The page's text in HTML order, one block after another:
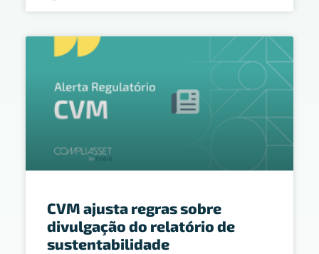
CVM ajusta regras sobre
divulgação do relatório de
sustentabilidade